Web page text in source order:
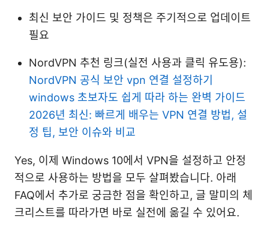
최신 보안 가이드 및 정책은 주기적으로 업데이트
필요
NordVPN 추천 링크(실전 사용과 클릭 유도용):
NordVPN 공식 보안 vpn 연결 설정하기
windows 초보자도 쉽게 따라 하는 완벽 가이드
2026년 최신: 빠르게 배우는 VPN 연결 방법, 설
정 팁, 보안 이슈와 비교
Yes, 이제 Windows 10에서 VPN을 설정하고 안정
적으로 사용하는 방법을 모두 살펴봤습니다. 아래
FAQ에서 추가로 궁금한 점을 확인하고, 글 말미의 체
크리스트를 따라가면 바로 실전에 옮길 수 있어요.